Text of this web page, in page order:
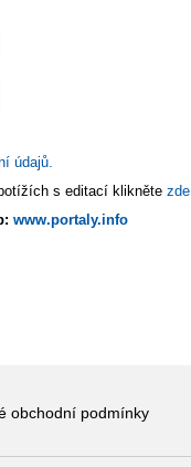
údajů.
s editací klikněte zde
www.portaly.info
obchodní podmínky